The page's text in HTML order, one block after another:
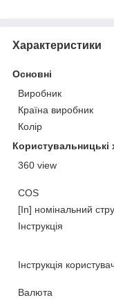
Характеристики
Основні
Виробник
Країна виробник
Колір
Користувальницькі
360 view
COS
[In] номінальний
Інструкція
Інструкція
Валюта